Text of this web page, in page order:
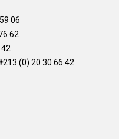
06
62
213 (0) 20 30 66 42